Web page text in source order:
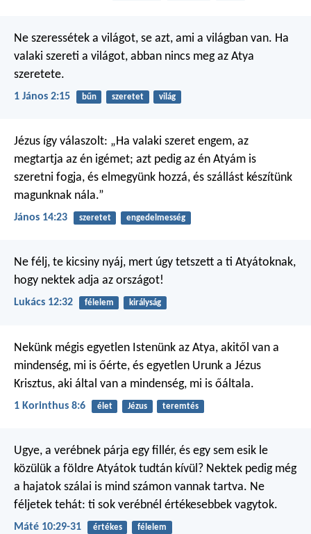
Ne szeressétek a világot, se azt, ami a világban van. Ha
valaki szereti a világot, abban nincs meg az Atya
szeretete.
1 János 2:15 bűn szeretet világ
Jézus így válaszolt: „Ha valaki szeret engem, az
megtartja az én igémet; azt pedig az én Atyám is
szeretni fogja, és elmegyünk hozzá, és szállást készítünk
magunknak nála.”
János 14:23 szeretet engedelmesség
Ne félj, te kicsiny nyáj, mert úgy tetszett a ti Atyátoknak,
hogy nektek adja az országot!
Lukács 12:32 félelem királyság
Nekünk mégis egyetlen Istenünk az Atya, akitől van a
mindenség, mi is őérte, és egyetlen Urunk a Jézus
Krisztus, aki által van a mindenség, mi is őáltala.
1 Korinthus 8:6 élet Jézus teremtés
Ugye, a verébnek párja egy fillér, és egy sem esik le
közülük a földre Atyátok tudtán kívül? Nektek pedig még
a hajatok szálai is mind számon vannak tartva. Ne
féljetek tehát: ti sok verébnél értékesebbek vagytok.
Máté 10:29-31 értékes félelem